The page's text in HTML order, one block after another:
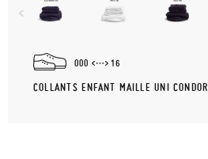
000 16
COLLANTS ENFANT MAILLE UNI CONDOR